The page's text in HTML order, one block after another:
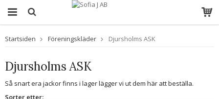
Startsiden Föreningskläder Djursholms ASK
Djursholms ASK
Så snart era jackor finns i lager lägger vi ut dem här att beställa.
Sorter etter: